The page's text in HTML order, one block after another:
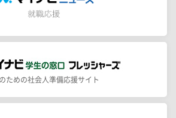
ための社会人準備応援サイト